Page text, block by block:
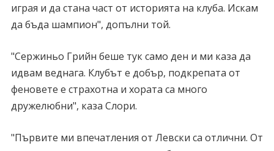
играя и да стана част от историята на клуба. Искам
да бъда шампион", допълни той.
"Сержиньо Грийн беше тук само ден и ми каза да
идвам веднага. Клубът е добър, подкрепата от
феновете е страхотна и хората са много
дружелюбни", каза Слори.
"Първите ми впечатления от Левски са отлични. От